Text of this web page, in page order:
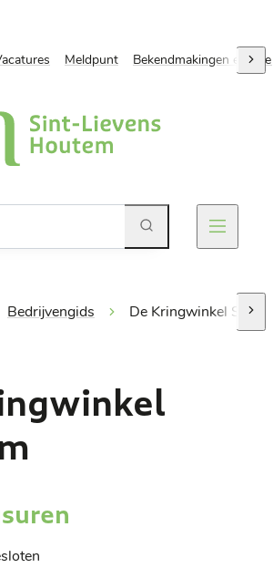
Sint-Lievens-Houtem
Meldpunt Bekendmakingen en
we jou helpen?
Menu
Bedrijvengids De Kringwinkel